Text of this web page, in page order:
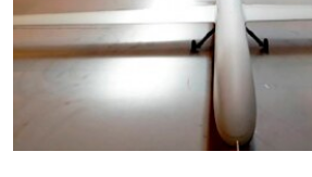
Learning English
СОЦИАЛЬНЫЕ СЕТИ